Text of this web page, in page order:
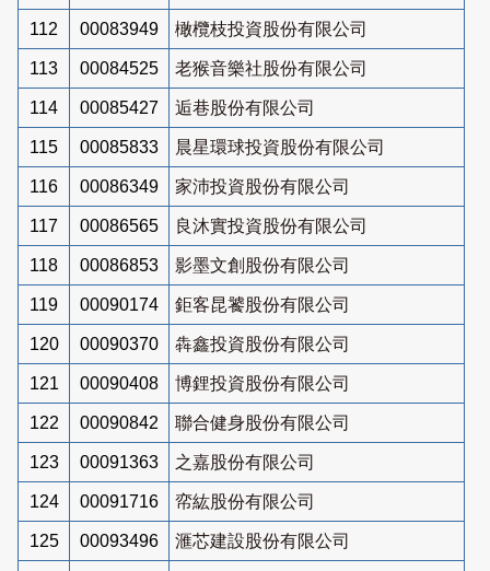
112 00083949 橄欖枝投資股份有限公司
113 00084525 老猴音樂社股份有限公司
114 00085427 逅巷股份有限公司
115 00085833 晨星環球投資股份有限公司
116 00086349 家沛投資股份有限公司
117 00086565 良沐實投資股份有限公司
118 00086853 影墨文創股份有限公司
119 00090174 鉅客昆饕股份有限公司
120 00090370 犇鑫投資股份有限公司
121 00090408 博鋰投資股份有限公司
122 00090842 聯合健身股份有限公司
123 00091363 之嘉股份有限公司
124 00091716 帟紘股份有限公司
125 00093496 滙芯建設股份有限公司